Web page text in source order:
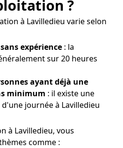
?
à Lavilledieu varie selon
expérience : la
sur 20 heures
ayant déjà une
minimum : il existe une
journée à Lavilledieu
à Lavilledieu, vous
comme :